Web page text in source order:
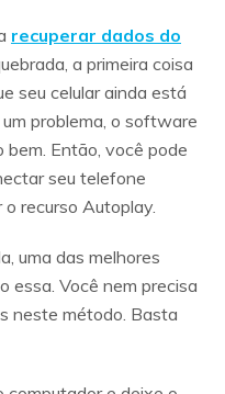
recuperar dados do
a primeira coisa
seu celular ainda está
problema, o software
Então, você pode
seu telefone
recurso Autoplay.
uma das melhores
essa. Você nem precisa
neste método. Basta